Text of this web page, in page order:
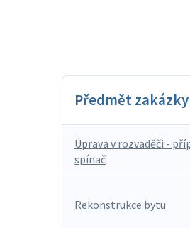
Předmět zakázky
Úprava v rozvaděči -
spínač
Rekonstrukce bytu